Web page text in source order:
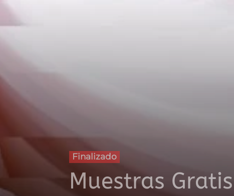
Finalizado
Muestras